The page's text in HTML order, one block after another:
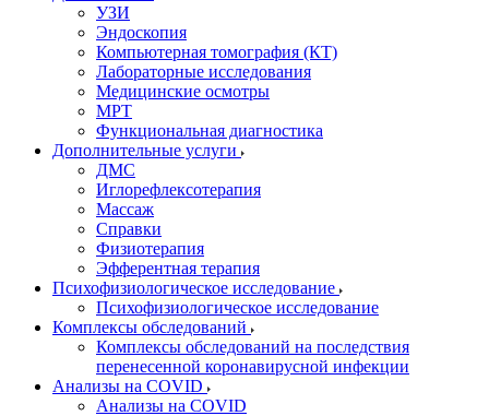
УЗИ
Эндоскопия
Компьютерная томография (КТ)
Лабораторные исследования
Медицинские осмотры
МРТ
Функциональная диагностика
Дополнительные услуги
ДМС
Иглорефлексотерапия
Массаж
Справки
Физиотерапия
Эфферентная терапия
Психофизиологическое исследование
Психофизиологическое исследование
Комплексы обследований
Комплексы обследований на последствия
перенесенной коронавирусной инфекции
Анализы на COVID
Анализы на COVID